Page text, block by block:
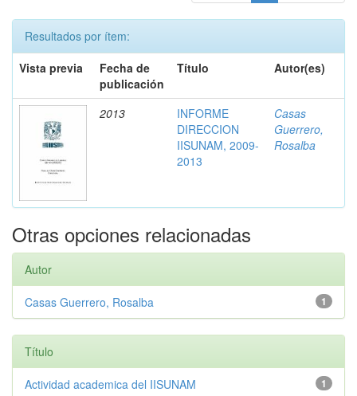
Resultados por ítem:
Vista previa
Fecha de
publicación
Título Autor(es)
2013
INFORME
DIRECCION
IISUNAM, 2009-
2013
Casas
Guerrero,
Rosalba
Otras opciones relacionadas
Autor
1
Casas Guerrero, Rosalba
Título
1
Actividad academica del IISUNAM